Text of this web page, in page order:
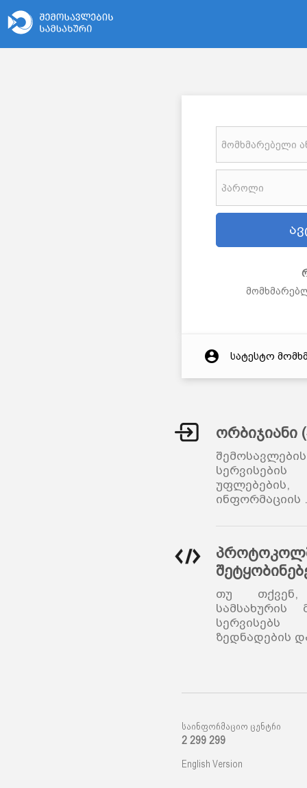
account_circle სატესტო
ორბიჯიანი
ინფორმაციის
თუ თქვენ,
სამსახურის
სერვისებს
ზედნადების
საინფორმაციო ცენტრი
2 299 299
English Version